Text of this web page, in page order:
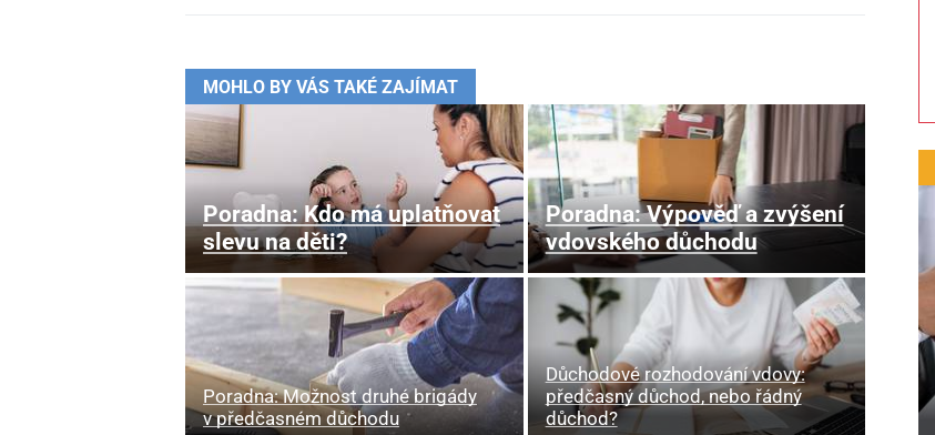
MOHLO BY VÁS TAKÉ ZAJÍMAT
Poradna: Kdo má uplatňovat
slevu na děti?
Poradna: Výpověď a zvýšení
vdovského důchodu
Poradna: Možnost druhé brigády
v předčasném důchodu
Důchodové rozhodování vdovy:
předčasný důchod, nebo řádný
důchod?